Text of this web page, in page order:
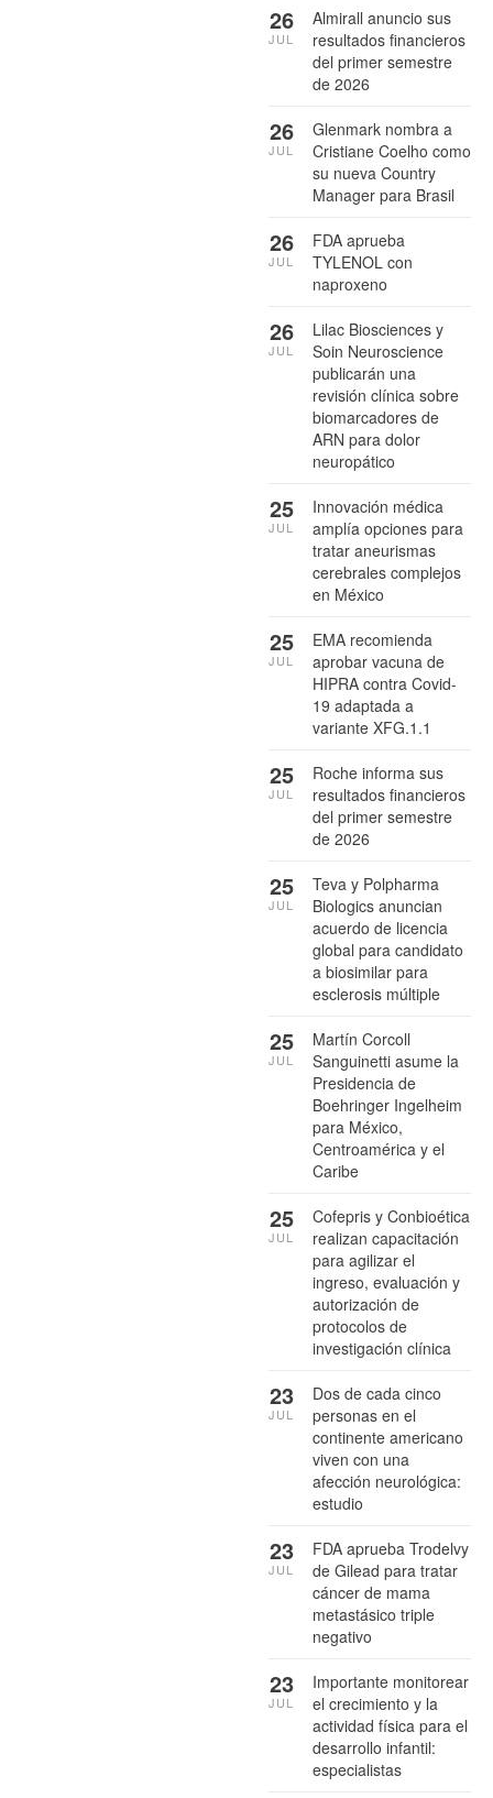
Almirall anuncio sus
resultados financieros
del primer semestre
de 2026
26
JUL
Glenmark nombra a
Cristiane Coelho como
su nueva Country
Manager para Brasil
26
JUL
FDA aprueba
TYLENOL con
naproxeno
26
JUL
Lilac Biosciences y
Soin Neuroscience
publicarán una
revisión clínica sobre
biomarcadores de
ARN para dolor
neuropático
26
JUL
Innovación médica
amplía opciones para
tratar aneurismas
cerebrales complejos
en México
25
JUL
EMA recomienda
aprobar vacuna de
HIPRA contra Covid-
19 adaptada a
variante XFG.1.1
25
JUL
Roche informa sus
resultados financieros
del primer semestre
de 2026
25
JUL
Teva y Polpharma
Biologics anuncian
acuerdo de licencia
global para candidato
a biosimilar para
esclerosis múltiple
25
JUL
Martín Corcoll
Sanguinetti asume la
Presidencia de
Boehringer Ingelheim
para México,
Centroamérica y el
Caribe
25
JUL
Cofepris y Conbioética
realizan capacitación
para agilizar el
ingreso, evaluación y
autorización de
protocolos de
investigación clínica
25
JUL
Dos de cada cinco
personas en el
continente americano
viven con una
afección neurológica:
estudio
23
JUL
FDA aprueba Trodelvy
de Gilead para tratar
cáncer de mama
metastásico triple
negativo
23
JUL
Importante monitorear
el crecimiento y la
actividad física para el
desarrollo infantil:
especialistas
23
JUL